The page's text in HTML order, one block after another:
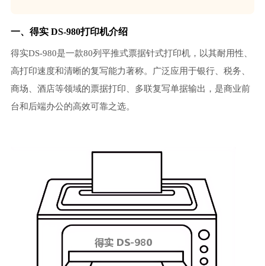
一、得实 DS-980打印机介绍
得实DS-980是一款80列平推式票据针式打印机，以其耐用性、
高打印速度和清晰的复写能力著称。广泛应用于银行、税务、
商场、酒店等领域的票据打印、多联复写单据输出，是商业前
台和后端办公的高效可靠之选。